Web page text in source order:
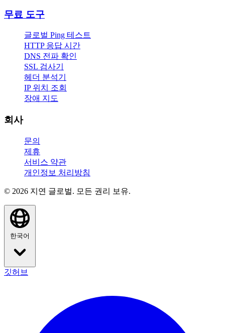
무료 도구
글로벌 Ping 테스트
HTTP 응답 시간
DNS 전파 확인
SSL 검사기
헤더 분석기
IP 위치 조회
장애 지도
회사
문의
제휴
서비스 약관
개인정보 처리방침
© 2026 지연 글로벌. 모든 권리 보유.
한국어
깃허브